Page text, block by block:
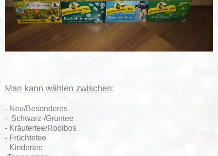
Man kann wählen zwischen:
- Neu/Besonderes
- Schwarz-/Grüntee
- Kräutertee/Rooibos
- Früchtetee
- Kindertee